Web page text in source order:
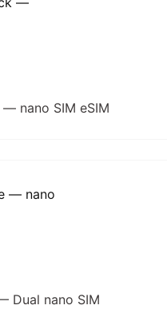
— nano SIM eSIM
Dual nano SIM